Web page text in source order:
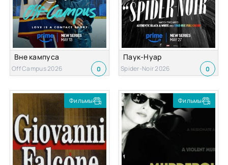
Вне кампуса
Off Campus 2026 0
Паук-Нуар
Spider-Noir 2026 0
Фильмы Фильмы